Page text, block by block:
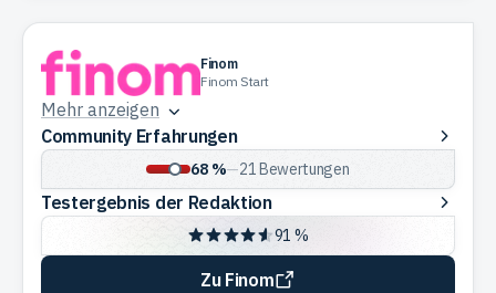
Finom
Finom Start
Mehr anzeigen
Community
Erfahrungen
Community Erfahrungen
68 %—21 Bewertungen
Testergebnis
der
Redaktion
Testergebnis der Redaktion
91 %
Zu Finom